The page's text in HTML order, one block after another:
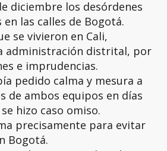
diciembre los desórdenes
las calles de Bogotá.
se vivieron en Cali,
administración distrital, por
e imprudencias.
pedido calma y mesura a
de ambos equipos en días
hizo caso omiso.
precisamente para evitar
Bogotá.